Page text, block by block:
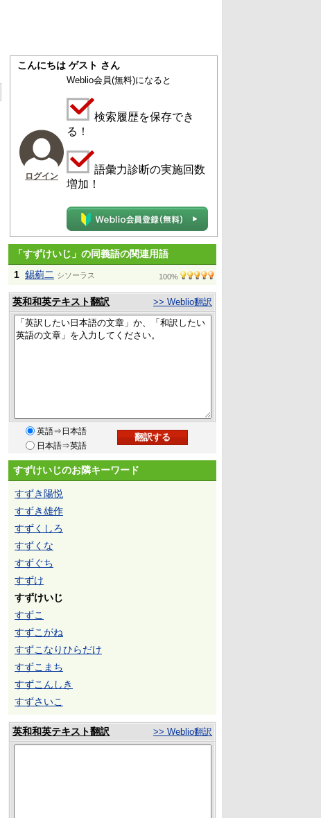
こんにちは ゲスト さん
ログイン
Weblio会員(無料)になると
検索履歴を保存でき
る！
語彙力診断の実施回数
増加！
「すずけいじ」の同義語の関連用語
1 錫薊二 シソーラス 100%
英和和英テキスト翻訳 >> Weblio翻訳
英語⇒日本語
日本語⇒英語
すずけいじのお隣キーワード
すずき陽悦
すずき雄作
すずくしろ
すずくな
すずぐち
すずけ
すずけいじ
すずこ
すずこがね
すずこなりひらだけ
すずこまち
すずこんしき
すずさいこ
英和和英テキスト翻訳 >> Weblio翻訳